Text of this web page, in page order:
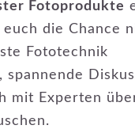
Fotoprodukte
die Chance
Fototechnik
spannende
mit Experten